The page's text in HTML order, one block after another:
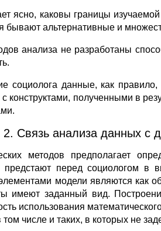
ясно, каковы границы
бывают альтернативные и
анализа не разработаны
социолога данные, как
конструктами, полученными в
2. Связь анализа данных с
методов предполагает
перед социологом в
модели являются как
имеют заданный вид.
использования
том числе и таких, в которых не